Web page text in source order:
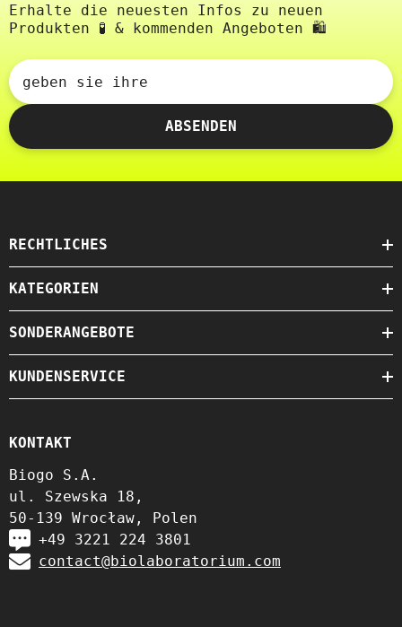
Erhalte die neuesten Infos zu neuen
Produkten 🧪 & kommenden Angeboten 🛍️
geben sie ihre
ABSENDEN
RECHTLICHES
KATEGORIEN
SONDERANGEBOTE
KUNDENSERVICE
KONTAKT
Biogo S.A.
ul. Szewska 18,
50-139 Wrocław, Polen
+49 3221 224 3801
contact@biolaboratorium.com